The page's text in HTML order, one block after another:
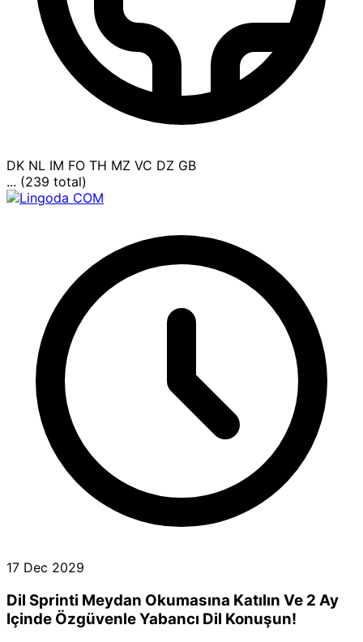
DK NL IM FO TH MZ VC DZ GB
... (239 total)
17 Dec 2029
Dil Sprinti Meydan Okumasına Katılın Ve 2 Ay
Içinde Özgüvenle Yabancı Dil Konuşun!